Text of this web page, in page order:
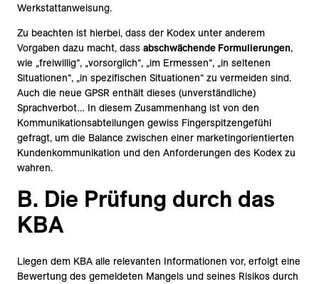
Werkstattanweisung.
Zu beachten ist hierbei, dass der Kodex unter anderem
Vorgaben dazu macht, dass abschwächende Formulierungen,
wie „freiwillig“, „vorsorglich“, „im Ermessen“, „in seltenen
Situationen“, „in spezifischen Situationen“ zu vermeiden sind.
Auch die neue GPSR enthält dieses (unverständliche)
Sprachverbot… In diesem Zusammenhang ist von den
Kommunikationsabteilungen gewiss Fingerspitzengefühl
gefragt, um die Balance zwischen einer marketingorientierten
Kundenkommunikation und den Anforderungen des Kodex zu
wahren.
B. Die Prüfung durch das
KBA
Liegen dem KBA alle relevanten Informationen vor, erfolgt eine
Bewertung des gemeldeten Mangels und seines Risikos durch